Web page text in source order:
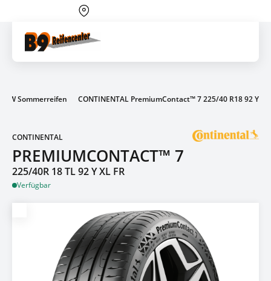
PKW Sommerreifen CONTINENTAL PremiumContact™ 7 225/40 R18 92 Y
CONTINENTAL
PREMIUMCONTACT™ 7
225/40R 18 TL 92 Y XL FR
Verfügbar